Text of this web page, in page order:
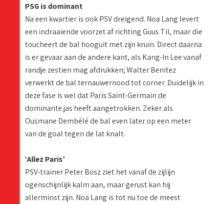
PSG is dominant
Na een kwartier is ook PSV dreigend. Noa Lang levert
een indraaiende voorzet af richting Guus Til, maar die
toucheert de bal hooguit met zijn kruin. Direct daarna
is er gevaar aan de andere kant, als Kang-In Lee vanaf
randje zestien mag afdrukken; Walter Benitez
verwerkt de bal ternauwernood tot corner. Duidelijk in
deze fase is wel dat Paris Saint-Germain de
dominante jas heeft aangetrokken. Zeker als
Ousmane Dembélé de bal even later op een meter
van de goal tegen de lat knalt.
‘Allez Paris’
PSV-trainer Peter Bosz ziet het vanaf de zijlijn
ogenschijnlijk kalm aan, maar gerust kan hij
allerminst zijn. Noa Lang is tot nu toe de meest